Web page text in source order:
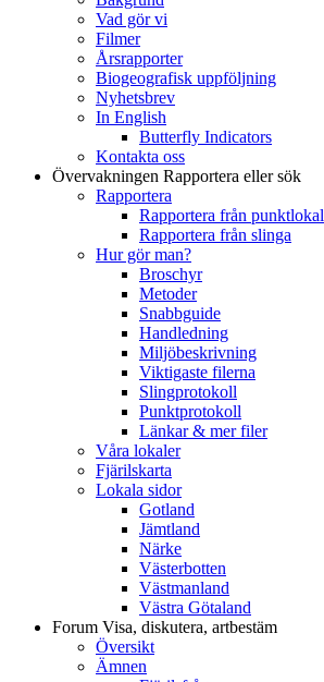
Vad gör vi
Filmer
Årsrapporter
Biogeografisk uppföljning
Nyhetsbrev
In English
Butterfly Indicators
Kontakta oss
Övervakningen Rapportera eller sök
Rapportera
Rapportera från punktlokal
Rapportera från slinga
Hur gör man?
Broschyr
Metoder
Snabbguide
Handledning
Miljöbeskrivning
Viktigaste filerna
Slingprotokoll
Punktprotokoll
Länkar & mer filer
Våra lokaler
Fjärilskarta
Lokala sidor
Gotland
Jämtland
Närke
Västerbotten
Västmanland
Västra Götaland
Forum Visa, diskutera, artbestäm
Översikt
Ämnen